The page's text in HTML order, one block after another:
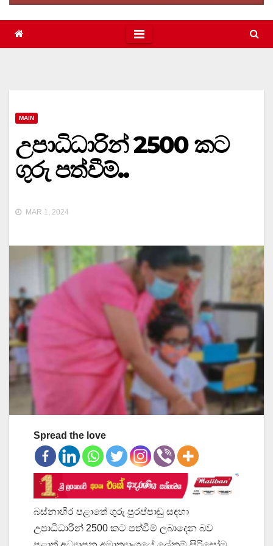
MAIN
උපාධිධාරින් ‍2500 කට
ගුරු පත්වීම්..
MAR 1, 2024
Spread the love
බස්නාහිර පළාතේ ගුරු පුරප්පාඩු සඳහා
උපාධිධාරින් ‍2500 කට පත්වීම් ලබාදෙන බව